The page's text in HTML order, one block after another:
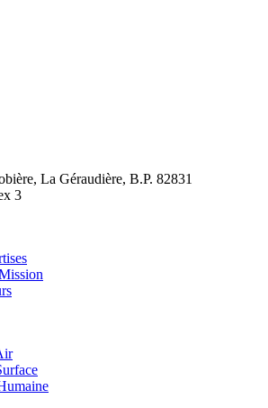
La Géraudière, B.P. 82831
3